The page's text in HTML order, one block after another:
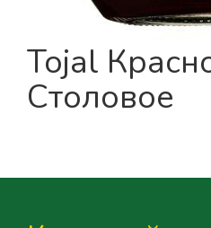
Tojal
Столовое